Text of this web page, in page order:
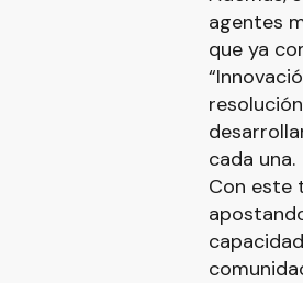
agentes
que ya
cada una.
Con este